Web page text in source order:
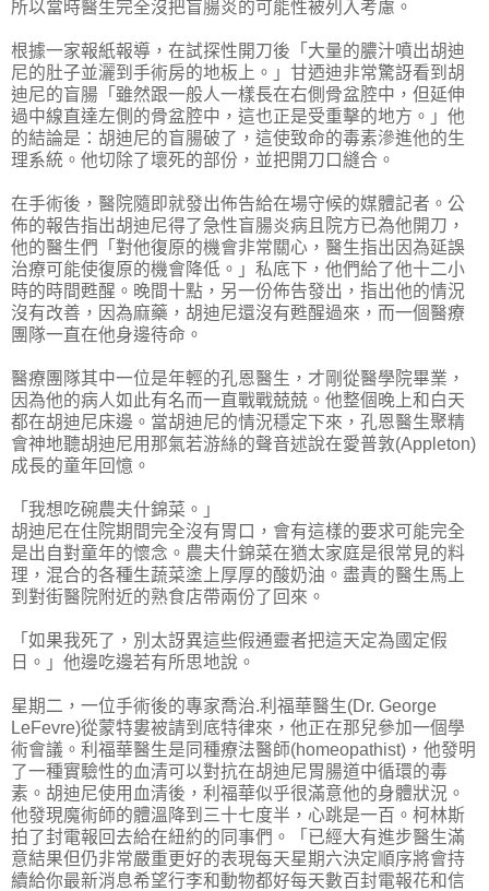
所以當時醫生完全沒把盲腸炎的可能性被列入考慮。
根據一家報紙報導，在試探性開刀後「大量的膿汁噴出胡迪
尼的肚子並灑到手術房的地板上。」甘迺迪非常驚訝看到胡
迪尼的盲腸「雖然跟一般人一樣長在右側骨盆腔中，但延伸
過中線直達左側的骨盆腔中，這也正是受重擊的地方。」他
的結論是：胡迪尼的盲腸破了，這使致命的毒素滲進他的生
理系統。他切除了壞死的部份，並把開刀口縫合。
在手術後，醫院隨即就發出佈告給在場守候的媒體記者。公
佈的報告指出胡迪尼得了急性盲腸炎病且院方已為他開刀，
他的醫生們「對他復原的機會非常關心，醫生指出因為延誤
治療可能使復原的機會降低。」私底下，他們給了他十二小
時的時間甦醒。晚間十點，另一份佈告發出，指出他的情況
沒有改善，因為麻藥，胡迪尼還沒有甦醒過來，而一個醫療
團隊一直在他身邊待命。
醫療團隊其中一位是年輕的孔恩醫生，才剛從醫學院畢業，
因為他的病人如此有名而一直戰戰兢兢。他整個晚上和白天
都在胡迪尼床邊。當胡迪尼的情況穩定下來，孔恩醫生聚精
會神地聽胡迪尼用那氣若游絲的聲音述說在愛普敦(Appleton)
成長的童年回憶。
「我想吃碗農夫什錦菜。」
胡迪尼在住院期間完全沒有胃口，會有這樣的要求可能完全
是出自對童年的懷念。農夫什錦菜在猶太家庭是很常見的料
理，混合的各種生蔬菜塗上厚厚的酸奶油。盡責的醫生馬上
到對街醫院附近的熟食店帶兩份了回來。
「如果我死了，別太訝異這些假通靈者把這天定為國定假
日。」他邊吃邊若有所思地說。
星期二，一位手術後的專家喬治.利福華醫生(Dr. George
LeFevre)從蒙特婁被請到底特律來，他正在那兒參加一個學
術會議。利福華醫生是同種療法醫師(homeopathist)，他發明
了一種實驗性的血清可以對抗在胡迪尼胃腸道中循環的毒
素。胡迪尼使用血清後，利福華似乎很滿意他的身體狀況。
他發現魔術師的體溫降到三十七度半，心跳是一百。柯林斯
拍了封電報回去給在紐約的同事們。「已經大有進步醫生滿
意結果但仍非常嚴重更好的表現每天星期六決定順序將會持
續給你最新消息希望行李和動物都好每天數百封電報花和信